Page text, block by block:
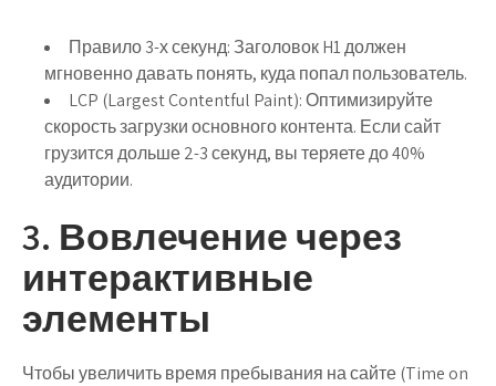
Правило 3-х секунд: Заголовок H1 должен
мгновенно давать понять, куда попал пользователь.
LCP (Largest Contentful Paint):Оптимизируйте
скорость загрузки основного контента. Если сайт
грузится дольше 2-3 секунд, вы теряете до 40%
аудитории.
3. Вовлечение через
интерактивные
элементы
Чтобы увеличить время пребывания на сайте (Time on